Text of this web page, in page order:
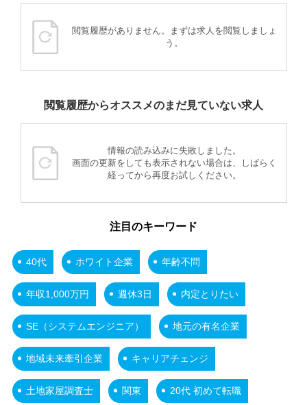
閲覧履歴がありません。まずは求人を閲覧しましょ
う。
閲覧履歴からオススメのまだ見ていない求人
情報の読み込みに失敗しました。
画面の更新をしても表示されない場合は、しばらく
経ってから再度お試しください。
注目のキーワード
40代 ホワイト企業 年齢不問
年収1,000万円 週休3日 内定とりたい
SE（システムエンジニア） 地元の有名企業
地域未来牽引企業 キャリアチェンジ
土地家屋調査士 関東 20代 初めて転職